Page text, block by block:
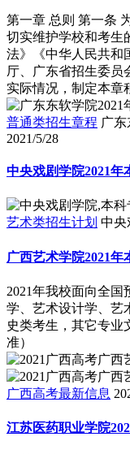
第一章 总则 第一条
切实维护学校和考生
法》《中华人民共和
厅、广东省招生委员
实际情况，制定本章
普通类招生章程 广东
2021/5/28
中央戏剧学院2021年
艺术类招生计划 中央
广西艺术学院2021
2021年我校面向全国
学、艺术设计学、艺
史类考生，其它专业
准）
广西高考最新信息
江苏医药职业学院